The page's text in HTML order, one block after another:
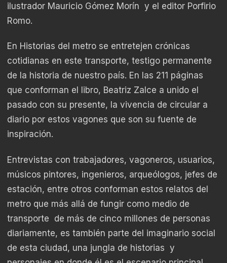
ilustrador Mauricio Gómez Morín y el editor Porfirio
Romo.
En Historias del metro se entretejen crónicas
cotidianas en este transporte, testigo permanente
de la historia de nuestro país. En las 211 páginas
que conforman el libro, Beatriz Zalce a unido el
pasado con su presente, la vivencia de circular a
diario por estos vagones que son su fuente de
inspiración.
Entrevistas con trabajadores, vagoneros, usuarios,
músicos pintores, ingenieros, arqueólogos, jefes de
estación, entre otros conforman estos relatos del
metro que más allá de fungir como medio de
transporte de más de cinco millones de personas
diariamente, es también parte del imaginario social
de esta ciudad, una jungla de historias y